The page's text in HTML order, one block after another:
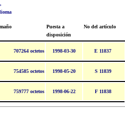
Puesta a
disposición
No del artículo
707264 octetos 1998-03-30 E 11837
754585 octetos 1998-05-20 S 11839
759777 octetos 1998-06-22 F 11838